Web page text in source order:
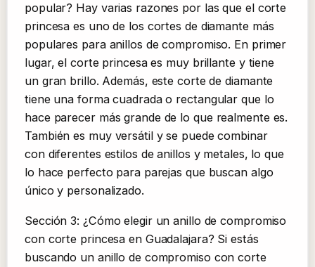
popular? Hay varias razones por las que el corte
princesa es uno de los cortes de diamante más
populares para anillos de compromiso. En primer
lugar, el corte princesa es muy brillante y tiene
un gran brillo. Además, este corte de diamante
tiene una forma cuadrada o rectangular que lo
hace parecer más grande de lo que realmente es.
También es muy versátil y se puede combinar
con diferentes estilos de anillos y metales, lo que
lo hace perfecto para parejas que buscan algo
único y personalizado.
Sección 3: ¿Cómo elegir un anillo de compromiso
con corte princesa en Guadalajara? Si estás
buscando un anillo de compromiso con corte